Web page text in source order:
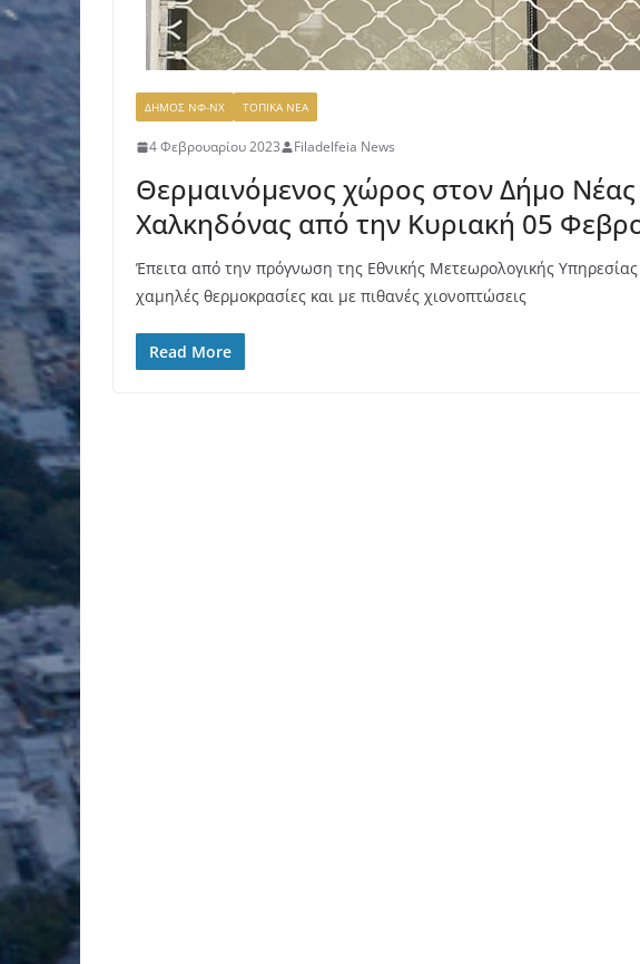
ΔΗΜΟΣ ΝΦ-ΝΧ ΤΟΠΙΚΑ ΝΕΑ
4 Φεβρουαρίου 2023 Filadelfeia News
Θερμαινόμενος χώρος στον Δήμο
Χαλκηδόνας από την Κυριακή 05
Έπειτα από την πρόγνωση της Εθνικής Μετεωρολογικής Υπηρεσίας
χαμηλές θερμοκρασίες και με πιθανές χιονοπτώσεις
Read More